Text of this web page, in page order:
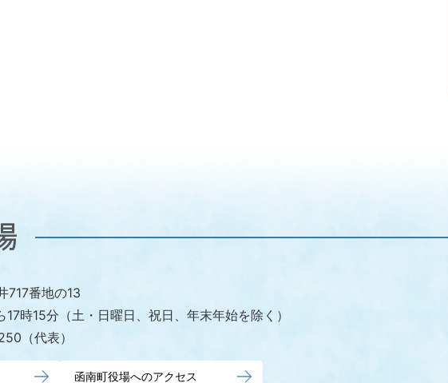
717番地の13
時15分（土・日曜日、祝日、年末年始を除く）
（代表）
函南町役場へのアクセス